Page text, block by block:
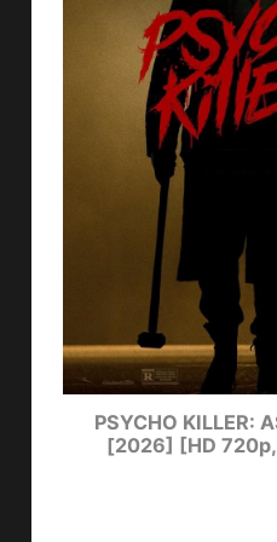
PSYCHO KILLER:
[2026] [HD